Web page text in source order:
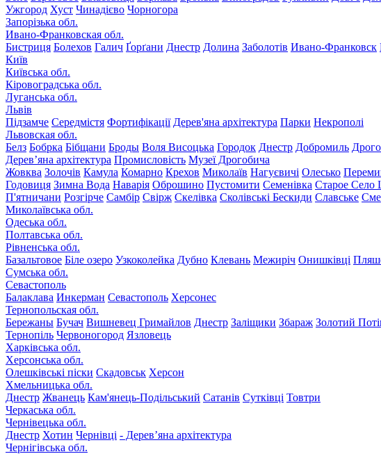
Ужгород Хуст Чинадієво Чорногора
Запорізька обл.
Ивано-Франковская обл.
Бистриця Болехов Галич Ґорґани Днестр Долина Заболотів Ивано-Франковск
Київ
Київська обл.
Кіровоградська обл.
Луганська обл.
Львів
Підзамче Середмістя Фортифікації Дерев'яна архітектура Парки Некрополі
Львовская обл.
Белз Бобрка Бібщани Броды Воля Висоцька Городок Днестр Добромиль
Дерев’яна архітектура Промисловість Музеї Дрогобича
Жовква Золочів Камула Комарно Крехов Миколаїв Нагуєвичі Олесько
Годовиця Зимна Вода Наварія Оброшино Пустомити Семенівка Старое Село
П'ятничани Розгірче Самбір Свірж Скелівка Сколівські Бескиди Славське
Миколаївська обл.
Одеська обл.
Полтавська обл.
Рівненська обл.
Базальтовое Біле озеро Узкоколейка Дубно Клевань Межиріч Онишківці
Сумська обл.
Севастополь
Балаклава Инкерман Севастополь Херсонес
Тернопольская обл.
Бережаны Бучач Вишневец Гримайлов Днестр Заліщики Збараж Золотий
Тернопіль Червоногород Язловець
Харківська обл.
Херсонська обл.
Олешківські піски Скадовськ Херсон
Хмельницька обл.
Днестр Жванець Кам'янець-Подільський Сатанів Сутківці Товтри
Черкаська обл.
Чернівецька обл.
Днестр Хотин Чернівці - Дерев’яна архітектура
Чернігівська обл.